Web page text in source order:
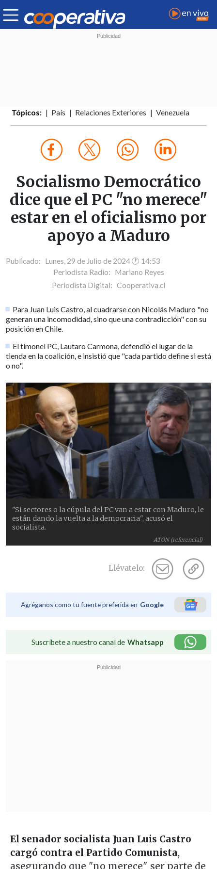
Tópicos: País Relaciones Exteriores Venezuela
Socialismo Democrático
dice que el PC "no merece"
estar en el oficialismo por
apoyo a Maduro
Publicado: Lunes, 29 de Julio de 2024 🕐 14:53
Periodista Radio: Mariano Reyes
Periodista Digital: Cooperativa.cl
Para Juan Luis Castro, al cuadrarse con Nicolás Maduro "no
generan una incomodidad, sino que una contradicción" con su
posición en Chile.
El timonel PC, Lautaro Carmona, defendió el lugar de la
tienda en la coalición, e insistió que "cada partido define si está
o no".
ATON (referencial)
"Si sectores o la cúpula del PC van a estar con Maduro, le
están dando la vuelta a la democracia", acusó el
socialista.
Llévatelo:
Agréganos como tu fuente preferida en Google
Suscríbete a nuestro canal de Whatsapp
El senador socialista Juan Luis Castro
cargó contra el Partido Comunista,
asegurando que "no merece" ser parte de